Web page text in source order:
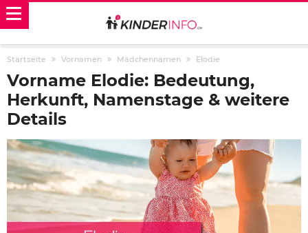
Startseite Vornamen Mädchennamen Elodie
Vorname Elodie: Bedeutung,
Herkunft, Namenstage & weitere
Details